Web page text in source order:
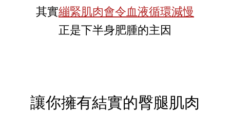
其實繃緊肌肉會令血液循環減慢
正是下半身肥腫的主因
讓你擁有結實的臀腿肌肉